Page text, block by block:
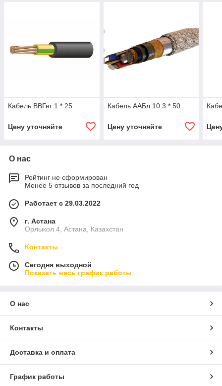
Кабель ВВГнг 1 * 25
Цену уточняйте
Кабель ААБл 10 3 * 50
Цену уточняйте
О нас
Рейтинг не сформирован
Менее 5 отзывов за последний год
Работает с 29.03.2022
г. Астана
Орлыкол 4, Астана, Казахстан
Контакты
Сегодня выходной
Показать весь график работы
О нас
Контакты
Доставка и оплата
График работы